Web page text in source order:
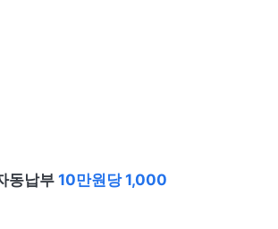
동납부 10만원당 1,000